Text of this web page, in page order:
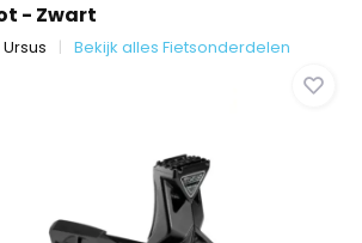
- Zwart
Ursus Bekijk alles Fietsonderdelen